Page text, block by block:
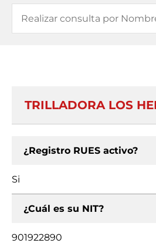
TRILLADORA LOS
¿Registro RUES activo?
Si
¿Cuál es su NIT?
901922890